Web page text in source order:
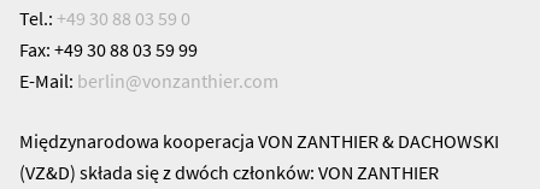
Tel.: +49 30 88 03 59 0
Fax: +49 30 88 03 59 99
E-Mail: berlin@vonzanthier.com
Międzynarodowa kooperacja VON ZANTHIER & DACHOWSKI
(VZ&D) składa się z dwóch członków: VON ZANTHIER